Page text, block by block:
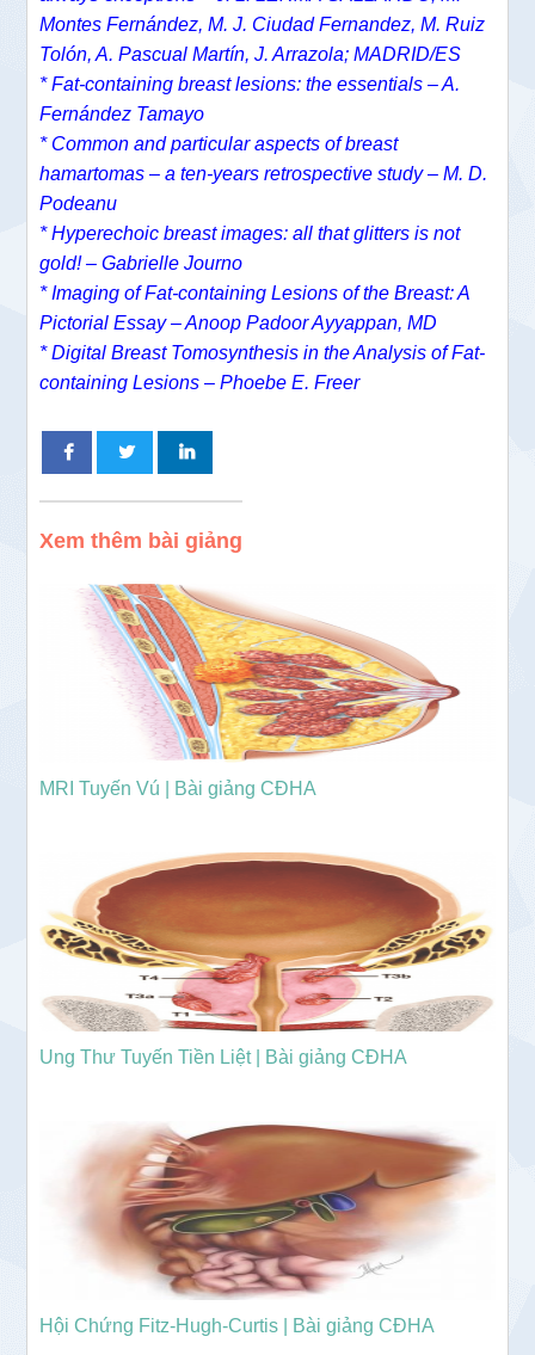
Montes Fernández, M. J. Ciudad Fernandez, M. Ruiz
Tolón, A. Pascual Martín, J. Arrazola; MADRID/ES
* Fat-containing breast lesions: the essentials – A.
Fernández Tamayo
* Common and particular aspects of breast
hamartomas – a ten-years retrospective study – M. D.
Podeanu
* Hyperechoic breast images: all that glitters is not
gold! – Gabrielle Journo
* Imaging of Fat-containing Lesions of the Breast: A
Pictorial Essay – Anoop Padoor Ayyappan, MD
* Digital Breast Tomosynthesis in the Analysis of Fat-
containing Lesions – Phoebe E. Freer
Xem thêm bài giảng
MRI Tuyến Vú | Bài giảng CĐHA
Ung Thư Tuyến Tiền Liệt | Bài giảng CĐHA
Hội Chứng Fitz-Hugh-Curtis | Bài giảng CĐHA